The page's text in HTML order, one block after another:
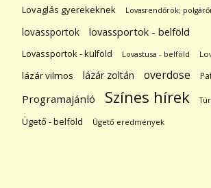
Lovaglás gyerekeknek Lovasrendőrök;
lovassportok lovassportok - belföld
Lovassportok - külföld Lovastusa - belföld
lázár vilmos lázár zoltán overdose
Programajánló Színes hírek
Ügető - belföld Ügető eredmények